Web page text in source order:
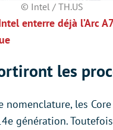
© Intel / TH.US
enterre déjà l’Arc
les
nomenclature, les
génération.